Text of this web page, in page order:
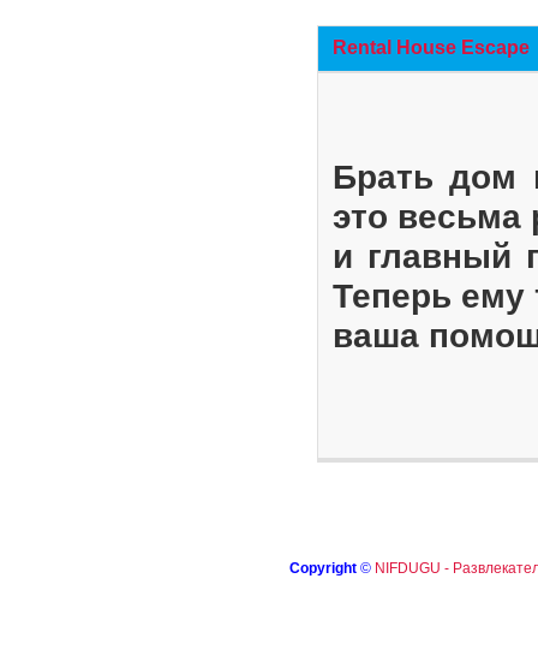
Rental House Escape
Брать дом
это весьма
и главный
Теперь ему
ваша
Copyright © NIFDUGU -